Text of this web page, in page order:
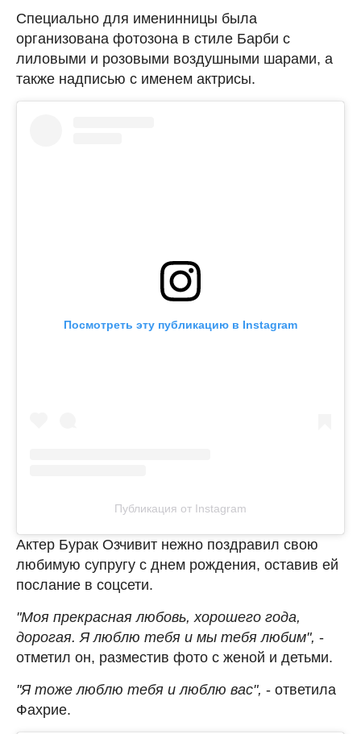
Специально для именинницы была
организована фотозона в стиле Барби с
лиловыми и розовыми воздушными шарами, а
также надписью с именем актрисы.
Посмотреть эту публикацию в Instagram
Публикация от Instagram
Актер Бурак Озчивит нежно поздравил свою
любимую супругу с днем рождения, оставив ей
послание в соцсети.
"Моя прекрасная любовь, хорошего года,
дорогая. Я люблю тебя и мы тебя любим", -
отметил он, разместив фото с женой и детьми.
"Я тоже люблю тебя и люблю вас", - ответила
Фахрие.